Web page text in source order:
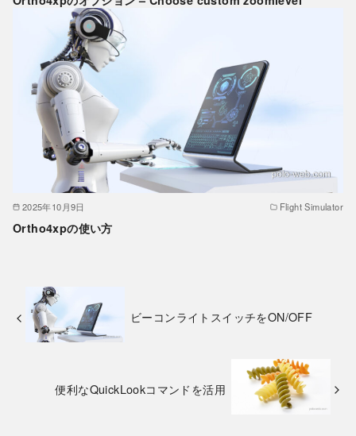
2025年10月9日 Flight Simulator
Ortho4xpの使い方
ビーコンライトスイッチをON/OFF
便利なQuickLookコマンドを活用